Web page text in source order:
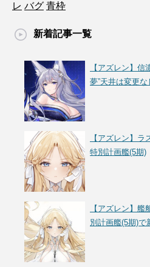
レ バグ 青枠
新着記事一覧
【アズレン】
夢”天井は変更な
【アズレン】
特別計画艦(5期)
【アズレン】
別計画艦(5期)で